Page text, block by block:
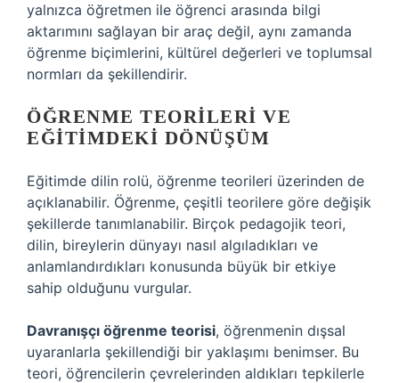
yalnızca öğretmen ile öğrenci arasında bilgi
aktarımını sağlayan bir araç değil, aynı zamanda
öğrenme biçimlerini, kültürel değerleri ve toplumsal
normları da şekillendirir.
ÖĞRENME TEORILERI VE
EĞITIMDEKI DÖNÜŞÜM
Eğitimde dilin rolü, öğrenme teorileri üzerinden de
açıklanabilir. Öğrenme, çeşitli teorilere göre değişik
şekillerde tanımlanabilir. Birçok pedagojik teori,
dilin, bireylerin dünyayı nasıl algıladıkları ve
anlamlandırdıkları konusunda büyük bir etkiye
sahip olduğunu vurgular.
Davranışçı öğrenme teorisi, öğrenmenin dışsal
uyaranlarla şekillendiği bir yaklaşımı benimser. Bu
teori, öğrencilerin çevrelerinden aldıkları tepkilerle